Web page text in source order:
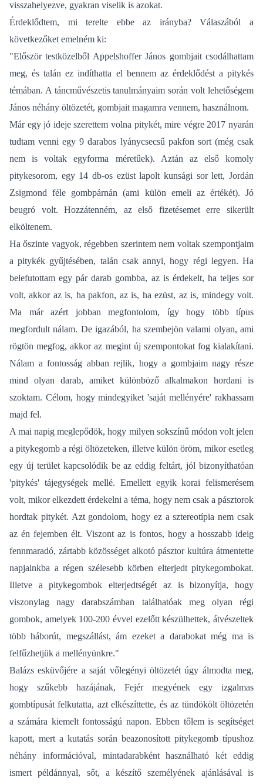
visszahelyezve, gyakran viselik is azokat.
Érdeklődtem, mi terelte ebbe az irányba? Válaszából a
következőket emelném ki:
"Először testközelből Appelshoffer János gombjait csodálhattam
meg, és talán ez indíthatta el bennem az érdeklődést a pitykés
témában. A táncművészetis tanulmányaim során volt lehetőségem
János néhány öltözetét, gombjait magamra vennem, használnom.
Már egy jó ideje szerettem volna pitykét, mire végre 2017 nyarán
tudtam venni egy 9 darabos lyánycsecsű pakfon sort (még csak
nem is voltak egyforma méretűek). Aztán az első komoly
pitykesorom, egy 14 db-os ezüst lapolt kunsági sor lett, Jordán
Zsigmond féle gombpárnán (ami külön emeli az értékét). Jó
beugró volt. Hozzátenném, az első fizetésemet erre sikerült
elköltenem.
Ha őszinte vagyok, régebben szerintem nem voltak szempontjaim
a pitykék gyűjtésében, talán csak annyi, hogy régi legyen. Ha
belefutottam egy pár darab gombba, az is érdekelt, ha teljes sor
volt, akkor az is, ha pakfon, az is, ha ezüst, az is, mindegy volt.
Ma már azért jobban megfontolom, így hogy több típus
megfordult nálam. De igazából, ha szembejön valami olyan, ami
rögtön megfog, akkor az megint új szempontokat fog kialakítani.
Nálam a fontosság abban rejlik, hogy a gombjaim nagy része
mind olyan darab, amiket különböző alkalmakon hordani is
szoktam. Célom, hogy mindegyiket 'saját mellényére' rakhassam
majd fel.
A mai napig meglepődök, hogy milyen sokszínű módon volt jelen
a pitykegomb a régi öltözeteken, illetve külön öröm, mikor esetleg
egy új terület kapcsolódik be az eddig feltárt, jól bizonyíthatóan
'pitykés' tájegységek mellé. Emellett egyik korai felismerésem
volt, mikor elkezdett érdekelni a téma, hogy nem csak a pásztorok
hordtak pitykét. Azt gondolom, hogy ez a sztereotípia nem csak
az én fejemben élt. Viszont az is fontos, hogy a hosszabb ideig
fennmaradó, zártabb közösséget alkotó pásztor kultúra átmentette
napjainkba a régen szélesebb körben elterjedt pitykegombokat.
Illetve a pitykegombok elterjedtségét az is bizonyítja, hogy
viszonylag nagy darabszámban találhatóak meg olyan régi
gombok, amelyek 100-200 évvel ezelőtt készülhettek, átvészeltek
több háborút, megszállást, ám ezeket a darabokat még ma is
felfűzhetjük a mellényünkre."
Balázs esküvőjére a saját vőlegényi öltözetét úgy álmodta meg,
hogy szűkebb hazájának, Fejér megyének egy izgalmas
gombtípusát felkutatta, azt elkészíttette, és az tündökölt öltözetén
a számára kiemelt fontosságú napon. Ebben tőlem is segítséget
kapott, mert a kutatás során beazonosított pitykegomb típushoz
néhány információval, mintadarabként használható két eddig
ismert példánnyal, sőt, a készítő személyének ajánlásával is